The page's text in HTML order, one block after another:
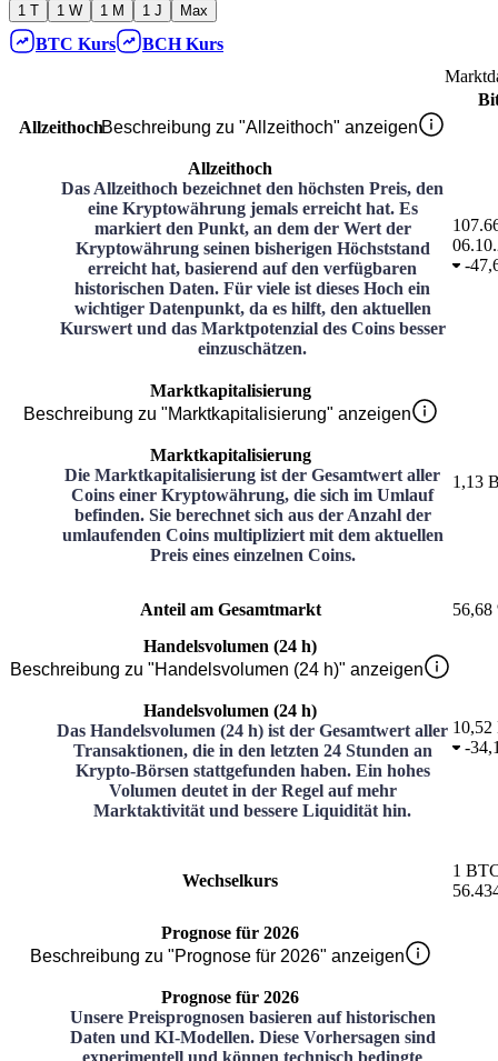
1 T 1 W 1 M 1 J Max
BTC Kurs BCH Kurs
AllzeithochBeschreibung zu "Allzeithoch" anzeigen
Allzeithoch
Das Allzeithoch bezeichnet den höchsten Preis, den
eine Kryptowährung jemals erreicht hat. Es
markiert den Punkt, an dem der Wert der
Kryptowährung seinen bisherigen Höchststand
erreicht hat, basierend auf den verfügbaren
historischen Daten. Für viele ist dieses Hoch ein
wichtiger Datenpunkt, da es hilft, den aktuellen
Kurswert und das Marktpotenzial des Coins besser
einzuschätzen.
-
Marktkapitalisierung
Beschreibung zu "Marktkapitalisierung" anzeigen
Marktkapitalisierung
Die Marktkapitalisierung ist der Gesamtwert aller
Coins einer Kryptowährung, die sich im Umlauf
befinden. Sie berechnet sich aus der Anzahl der
umlaufenden Coins multipliziert mit dem aktuellen
Preis eines einzelnen Coins.
1,13
Anteil am Gesamtmarkt
56,68
Handelsvolumen (24 h)
Beschreibung zu "Handelsvolumen (24 h)" anzeigen
Handelsvolumen (24 h)
Das Handelsvolumen (24 h) ist der Gesamtwert aller
Transaktionen, die in den letzten 24 Stunden an
Krypto-Börsen stattgefunden haben. Ein hohes
Volumen deutet in der Regel auf mehr
Marktaktivität und bessere Liquidität hin.
10,52
-
Wechselkurs
1
Prognose für 2026
Beschreibung zu "Prognose für 2026" anzeigen
Prognose für 2026
Unsere Preisprognosen basieren auf historischen
Daten und KI-Modellen. Diese Vorhersagen sind